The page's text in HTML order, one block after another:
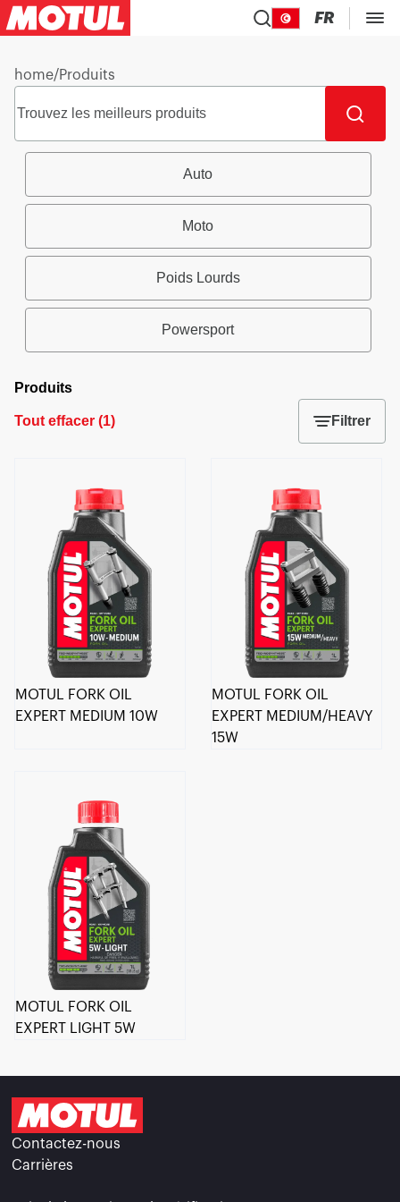
FR
home/Produits
Auto
Moto
Poids Lourds
Powersport
Produits
Tout effacer (1) Filtrer
MOTUL FORK OIL
EXPERT MEDIUM 10W
MOTUL FORK OIL
EXPERT MEDIUM/HEAVY
15W
MOTUL FORK OIL
EXPERT LIGHT 5W
Contactez-nous
Carrières